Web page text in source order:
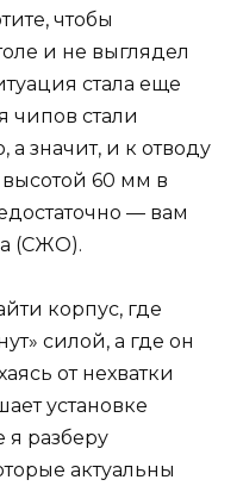
чтобы
и не выглядел
стала еще
чипов стали
а значит, и к отводу
60 мм в
— вам
(СЖО).
корпус, где
силой, а где он
от нехватки
установке
я разберу
актуальны